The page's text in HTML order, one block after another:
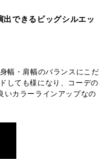
できるビッグシルエッ
幅・肩幅のバランスにこだ
しても様になり、コーデの
いカラーラインアップなの